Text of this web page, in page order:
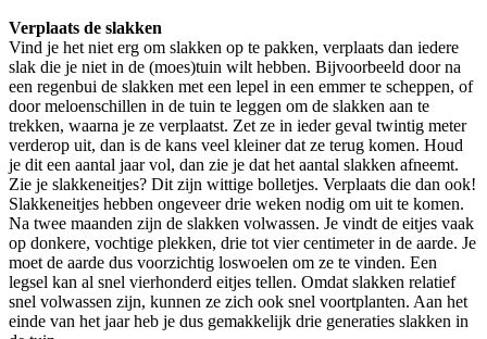
Verplaats de slakken
Vind je het niet erg om slakken op te pakken, verplaats dan iedere
slak die je niet in de (moes)tuin wilt hebben. Bijvoorbeeld door na
een regenbui de slakken met een lepel in een emmer te scheppen, of
door meloenschillen in de tuin te leggen om de slakken aan te
trekken, waarna je ze verplaatst. Zet ze in ieder geval twintig meter
verderop uit, dan is de kans veel kleiner dat ze terug komen. Houd
je dit een aantal jaar vol, dan zie je dat het aantal slakken afneemt.
Zie je slakkeneitjes? Dit zijn wittige bolletjes. Verplaats die dan ook!
Slakkeneitjes hebben ongeveer drie weken nodig om uit te komen.
Na twee maanden zijn de slakken volwassen. Je vindt de eitjes vaak
op donkere, vochtige plekken, drie tot vier centimeter in de aarde. Je
moet de aarde dus voorzichtig loswoelen om ze te vinden. Een
legsel kan al snel vierhonderd eitjes tellen. Omdat slakken relatief
snel volwassen zijn, kunnen ze zich ook snel voortplanten. Aan het
einde van het jaar heb je dus gemakkelijk drie generaties slakken in